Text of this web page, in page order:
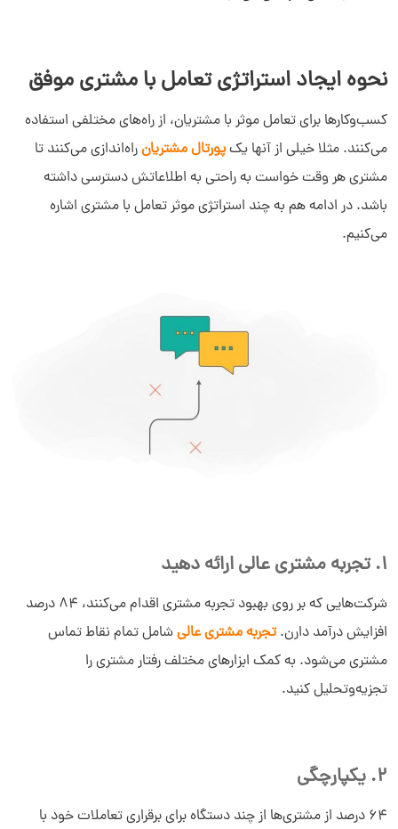
نحوه ایجاد استراتژی تعامل با مشتری موفق
کسب‌وکارها برای تعامل موثر با مشتریان، از راه‌های مختلفی استفاده
می‌کنند. مثلا خیلی از آنها یکپورتال مشتریانراه‌اندازی می‌کنند تا
مشتری هر وقت خواست به راحتی به اطلاعاتش دسترسی داشته
باشد. در ادامه هم به چند استراتژی موثر تعامل با مشتری اشاره
می‌کنیم.
1. تجربه مشتری عالی ارائه دهید
شرکت‌هایی که بر روی بهبود تجربه مشتری اقدام می‌کنند، 84 درصد
افزایش درآمد دارن.تجربه مشتری عالیشامل تمام نقاط تماس
مشتری می‌شود. به کمک ابزارهای مختلف رفتار مشتری را
تجزیه‌وتحلیل کنید.
2. یکپارچگی
64 درصد از مشتری‌ها از چند دستگاه برای برقراری تعاملات خود با
دیدار چیست؟
چرا دیدار بخرم؟